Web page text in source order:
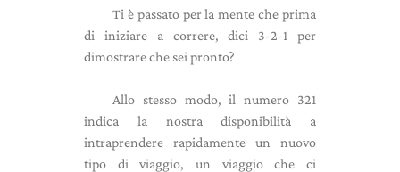
Ti è passato per la mente che prima
di iniziare a correre, dici 3-2-1 per
dimostrare che sei pronto?
Allo stesso modo, il numero 321
indica la nostra disponibilità a
intraprendere rapidamente un nuovo
tipo di viaggio, un viaggio che ci